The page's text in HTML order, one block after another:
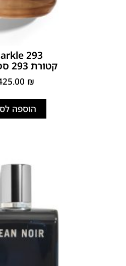
293 Sparkle
קטורת 293 ספארקל
₪
הוספה